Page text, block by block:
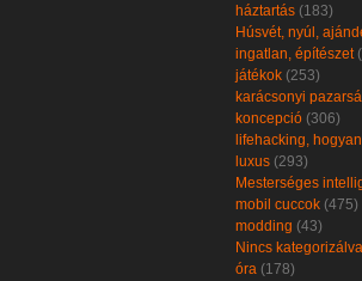
háztartás (183)
Húsvét, nyúl,
ingatlan, építészet
játékok (253)
karácsonyi
koncepció (306)
lifehacking,
luxus (293)
Mesterséges
mobil cuccok (475)
modding (43)
Nincs kategorizálva
óra (178)